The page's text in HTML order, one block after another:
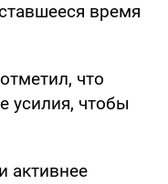
время
что
усилия, чтобы
активнее